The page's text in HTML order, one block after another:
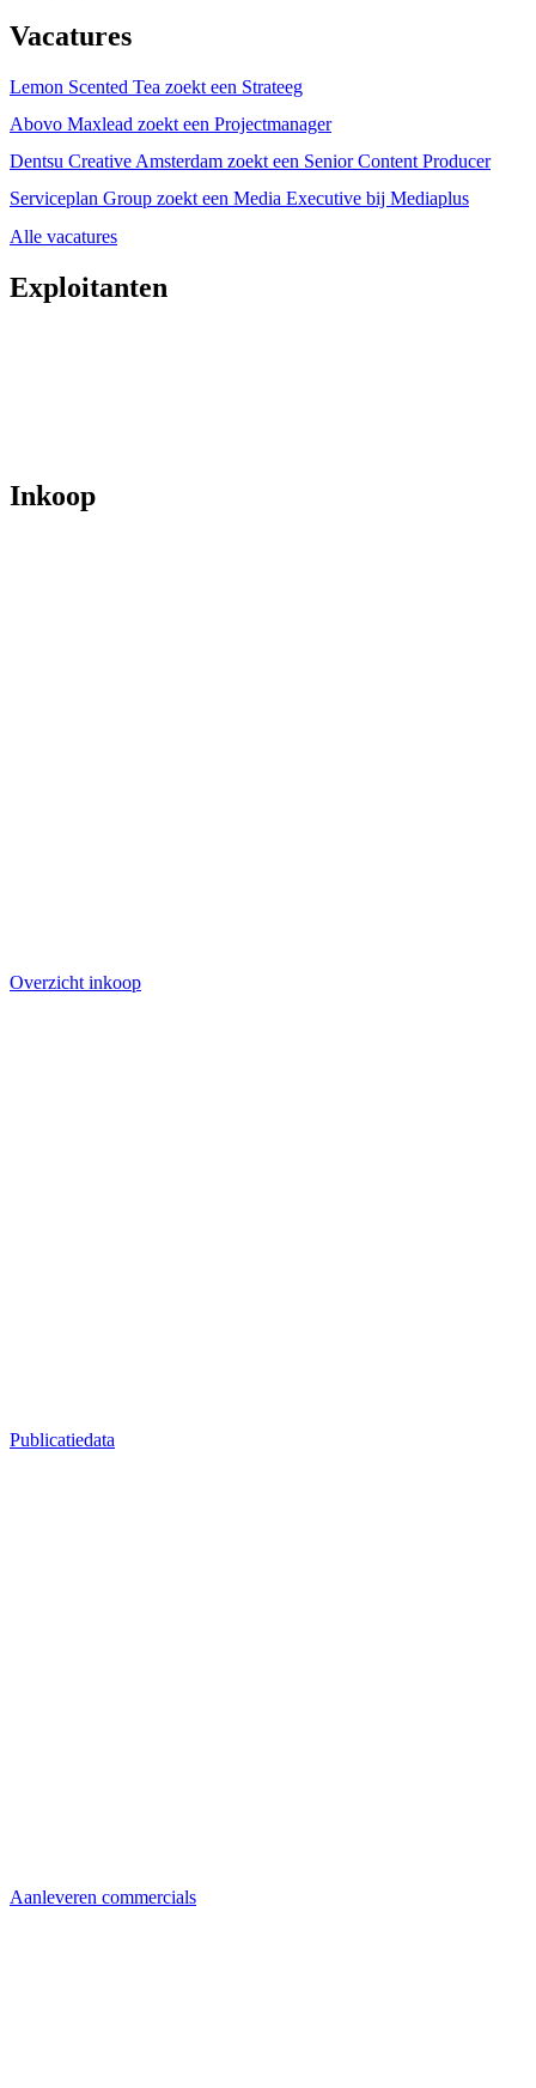
Vacatures
Lemon Scented Tea zoekt een Strateeg
Abovo Maxlead zoekt een Projectmanager
Dentsu Creative Amsterdam zoekt een Senior Content Producer
Serviceplan Group zoekt een Media Executive bij Mediaplus
Alle vacatures
Exploitanten
Inkoop
Overzicht inkoop
Publicatiedata
Aanleveren commercials